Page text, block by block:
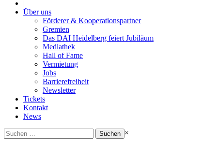
|
Über uns
Förderer & Kooperationspartner
Gremien
Das DAI Heidelberg feiert Jubiläum
Mediathek
Hall of Fame
Vermietung
Jobs
Barrierefreiheit
Newsletter
Tickets
Kontakt
News
Suchen
nach:
×